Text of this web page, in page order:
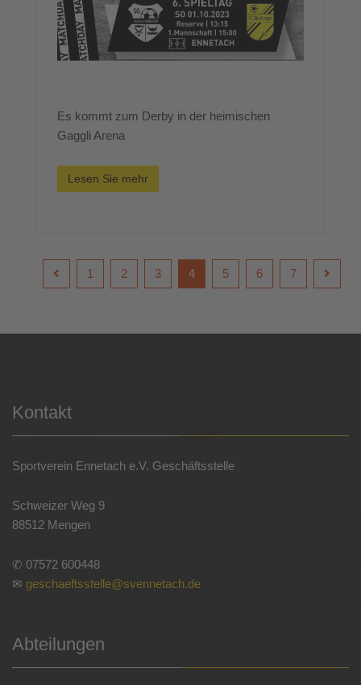
Es kommt zum Derby in der heimischen
Gaggli Arena
Lesen Sie mehr
1 2 3 4 5 6 7
Kontakt
Sportverein Ennetach e.V. Geschäftsstelle
Schweizer Weg 9
88512 Mengen
✆ 07572 600448
✉ geschaeftsstelle@svennetach.de
Abteilungen